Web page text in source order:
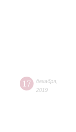
17 декабря
2019